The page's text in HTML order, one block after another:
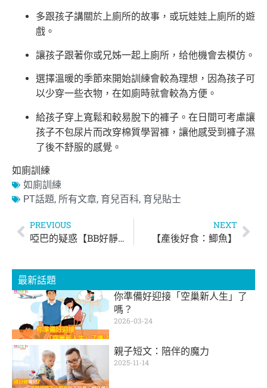
多跟孩子講關於上廁所的故事，或玩娃娃上廁所的遊
戲。
讓孩子跟著你或兄姊一起上廁所，给他機會去模仿。
選擇溫暖的季節來開始訓練會較為理想， 因為孩子可
以少穿一些衣物，在如廁時就會較為方便。
給孩子穿上寬鬆和較易脫下的褲子。 在日間可考慮讓
孩子不包尿片而改穿棉質學習褲， 讓他感受到褲子濕
了後不舒服的感覺。
如廁訓練
如廁訓練
PT話題, 所有文章, 育兒百科, 育兒貼士
PREVIOUS
啞巴的疑惑【BB好靜不出聲】
NEXT
【產後好食：鯽魚】
最新話題
你準備好迎接「空巢新人生」了
嗎？
2026-03-24
親子短文：陪伴的魔力
2025-11-14